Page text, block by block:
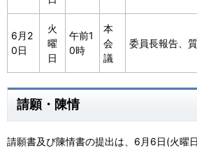
6月2
0日
火
曜
日
午前1
0時
本
会
議
委員長報告、
請願・陳情
請願書及び陳情書の提出は、6月6日(火曜